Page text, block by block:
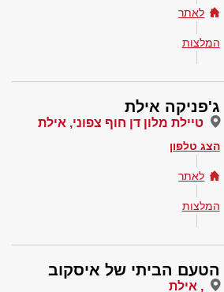
לאתר
המלצות
ג'פניקה אילת
טיילת מלון דן חוף צפוני, אילת
הצג טלפון
לאתר
המלצות
הטעם הביתי של איסקוב
, אילת